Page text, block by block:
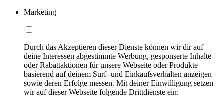
Marketing
Durch das Akzeptieren dieser Dienste können wir dir auf
deine Interessen abgestimmte Werbung, gesponserte Inhalte
oder Rabattaktionen für unsere Webseite oder Produkte
basierend auf deinem Surf- und Einkaufsverhalten anzeigen
sowie deren Erfolge messen. Mit deiner Einwilligung setzen
wir auf dieser Webseite folgende Drittdienste ein: